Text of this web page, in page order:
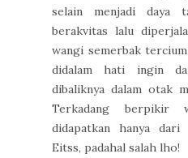
selain menjadi daya
berakvitas lalu
wangi semerbak
didalam hati ingin
dibaliknya dalam otak
Terkadang berpikir
didapatkan hanya
Eitss, padahal salah lho!